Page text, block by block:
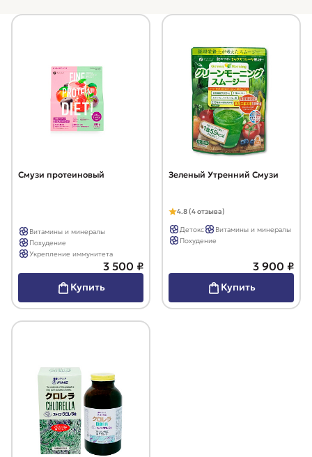
Смузи протеиновый
Витамины и минералы
Похудение
Укрепление иммунитета
3 500 ₽
Купить
Зеленый Утренний Смузи
4.8 (4 отзыва)
Детокс
Витамины и минералы
Похудение
3 900 ₽
Купить